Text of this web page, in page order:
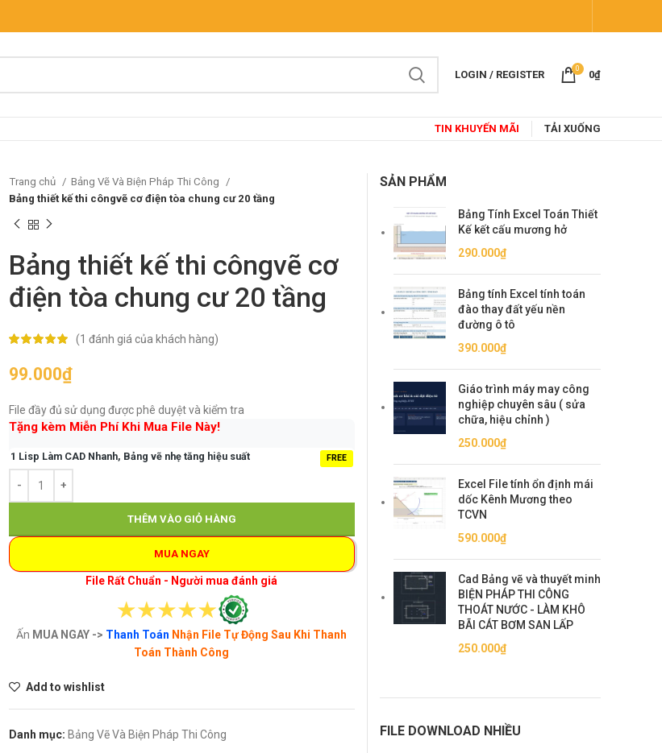
LOGIN / REGISTER
0
0₫
TIN KHUYẾN MÃI TẢI XUỐNG
Trang chủ
Bảng Vẽ Và Biện Pháp Thi Công
Bảng thiết kế thi côngvẽ cơ điện tòa chung cư 20 tầng
Bảng thiết kế thi côngvẽ cơ
điện tòa chung cư 20 tầng
(1 đánh giá của khách hàng)
99.000₫
File đầy đủ sử dụng được phê duyệt và kiểm tra
Tặng kèm Miễn Phí Khi Mua File Này!
1 Lisp Làm CAD Nhanh, Bảng vẽ nhẹ tăng hiệu suất FREE
THÊM VÀO GIỎ HÀNG
MUA NGAY
File Rất Chuẩn - Người mua đánh giá
Ấn MUA NGAY -> Thanh Toán Nhận File Tự Động Sau Khi Thanh
Toán Thành Công
Add to wishlist
Danh mục: Bảng Vẽ Và Biện Pháp Thi Công
SẢN PHẨM
Bảng Tính Excel Toán Thiết
Kế kết cấu mương hở
290.000₫
Bảng tính Excel tính toán
đào thay đất yếu nền
đường ô tô
390.000₫
Giáo trình máy may công
nghiệp chuyên sâu ( sửa
chữa, hiệu chỉnh )
250.000₫
Excel File tính ổn định mái
dốc Kênh Mương theo
TCVN
590.000₫
Cad Bảng vẽ và thuyết minh
BIỆN PHÁP THI CÔNG
THOÁT NƯỚC - LÀM KHÔ
BÃI CÁT BƠM SAN LẤP
250.000₫
FILE DOWNLOAD NHIỀU